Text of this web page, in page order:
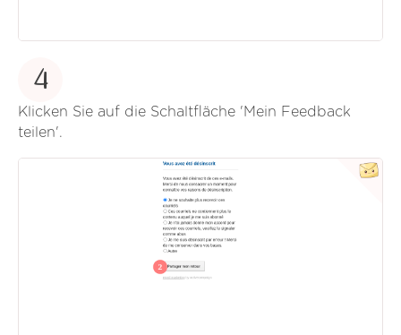
4
Klicken Sie auf die Schaltfläche 'Mein Feedback
teilen'.